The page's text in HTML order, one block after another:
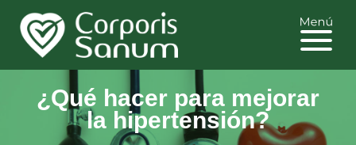
¿Qué hacer para mejorar
la hipertensión?